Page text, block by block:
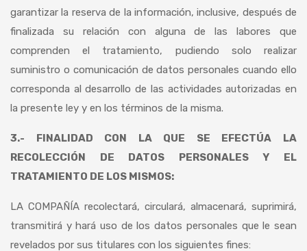
garantizar la reserva de la información, inclusive, después de
finalizada su relación con alguna de las labores que
comprenden el tratamiento, pudiendo solo realizar
suministro o comunicación de datos personales cuando ello
corresponda al desarrollo de las actividades autorizadas en
la presente ley y en los términos de la misma.
3.- FINALIDAD CON LA QUE SE EFECTÚA LA
RECOLECCIÓN DE DATOS PERSONALES Y EL
TRATAMIENTO DE LOS MISMOS:
LA COMPAÑÍA recolectará, circulará, almacenará, suprimirá,
transmitirá y hará uso de los datos personales que le sean
revelados por sus titulares con los siguientes fines: